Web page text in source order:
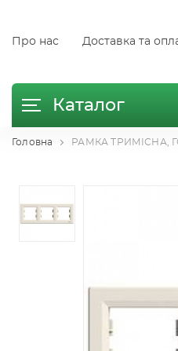
Про нас Доставка та
Каталог
Головна РАМКА ТРИМІСНА,